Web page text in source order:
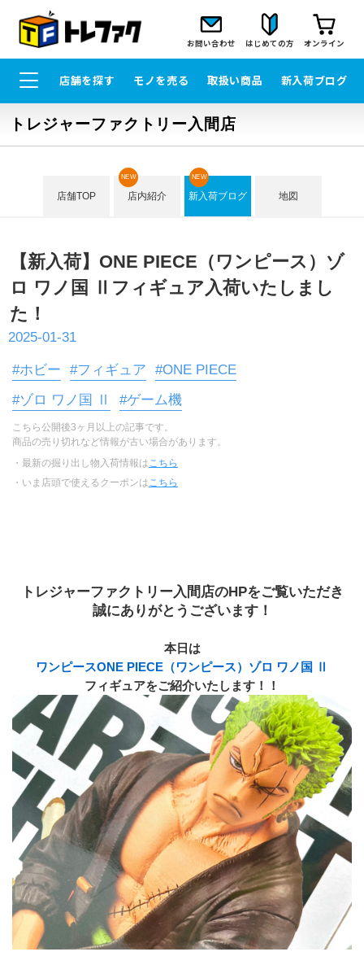
お問い合わせ はじめての方 オンライン
店舗を探す モノを売る 取扱い商品 新入荷ブログ
トレジャーファクトリー入間店
店舗TOP 店内紹介
NEW
新入荷ブログ
NEW
地図
【新入荷】ONE PIECE（ワンピース）ゾ
ロ ワノ国 Ⅱフィギュア入荷いたしまし
た！
2025-01-31
#ホビー #フィギュア
#ONE PIECE
#ゾロ ワノ国 Ⅱ
#ゲーム機
こちら公開後3ヶ月以上の記事です。
商品の売り切れなど情報が古い場合があります。
・最新の掘り出し物入荷情報は こちら
・いま店頭で使えるクーポンは こちら
トレジャーファクトリー入間店のHPをご覧いただき
誠にありがとうございます！
本日は
ワンピースONE PIECE（ワンピース）ゾロ ワノ国 Ⅱ
フィギュアをご紹介いたします！！